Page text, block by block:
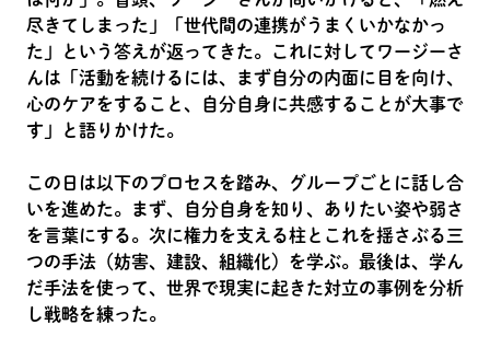
尽きてしまった」「世代間の連携がうまくいかなかっ
た」という答えが返ってきた。これに対してワージーさ
んは「活動を続けるには、まず自分の内面に目を向け、
心のケアをすること、自分自身に共感することが大事で
す」と語りかけた。
この日は以下のプロセスを踏み、グループごとに話し合
いを進めた。まず、自分自身を知り、ありたい姿や弱さ
を言葉にする。次に権力を支える柱とこれを揺さぶる三
つの手法（妨害、建設、組織化）を学ぶ。最後は、学ん
だ手法を使って、世界で現実に起きた対立の事例を分析
し戦略を練った。